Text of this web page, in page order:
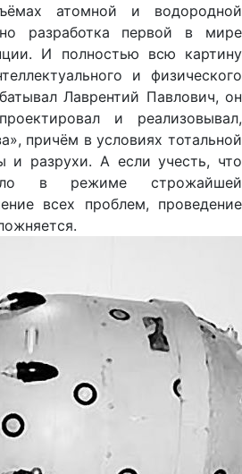
атомной и водородной
разработка первой в мире
И полностью всю картину
и физического
Лаврентий Павлович, он
и реализовывал,
причём в условиях тотальной
и разрухи. А если учесть, что
в режиме строжайшей
всех проблем, проведение